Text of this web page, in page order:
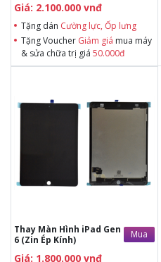
Giá: 2.100.000 vnđ
Tặng dán Cường lực, Ốp lưng
Tặng Voucher Giảm giá mua máy
& sửa chữa trị giá 50.000đ
Thay Màn Hình iPad Gen
6 (Zin Ép Kính)
Mua
Giá: 1.800.000 vnđ
& sửa chữa trị giá 50.000đTặng dán
Cường lực, Ốp lưng khi mua BHV
Tặng Voucher Giảm giá mua máy
& sửa chữa trị giá 50.000đ